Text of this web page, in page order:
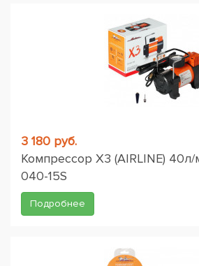
3 180 руб.
Компрессор X3 (AIRLINE) 40л/
040-15S
Подробнее